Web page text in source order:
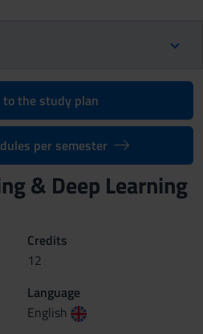
to the study plan
per semester
& Deep Learning
Credits
12
Language
English